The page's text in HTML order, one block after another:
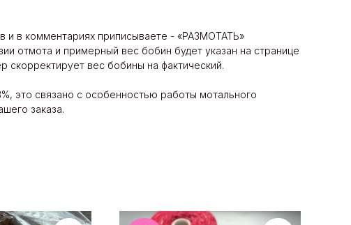
и в комментариях приписываете - «РАЗМОТАТЬ»
отмота и примерный вес бобин будет указан на странице
скорректирует вес бобины на фактический.
это связано с особенностью работы мотального
заказа.